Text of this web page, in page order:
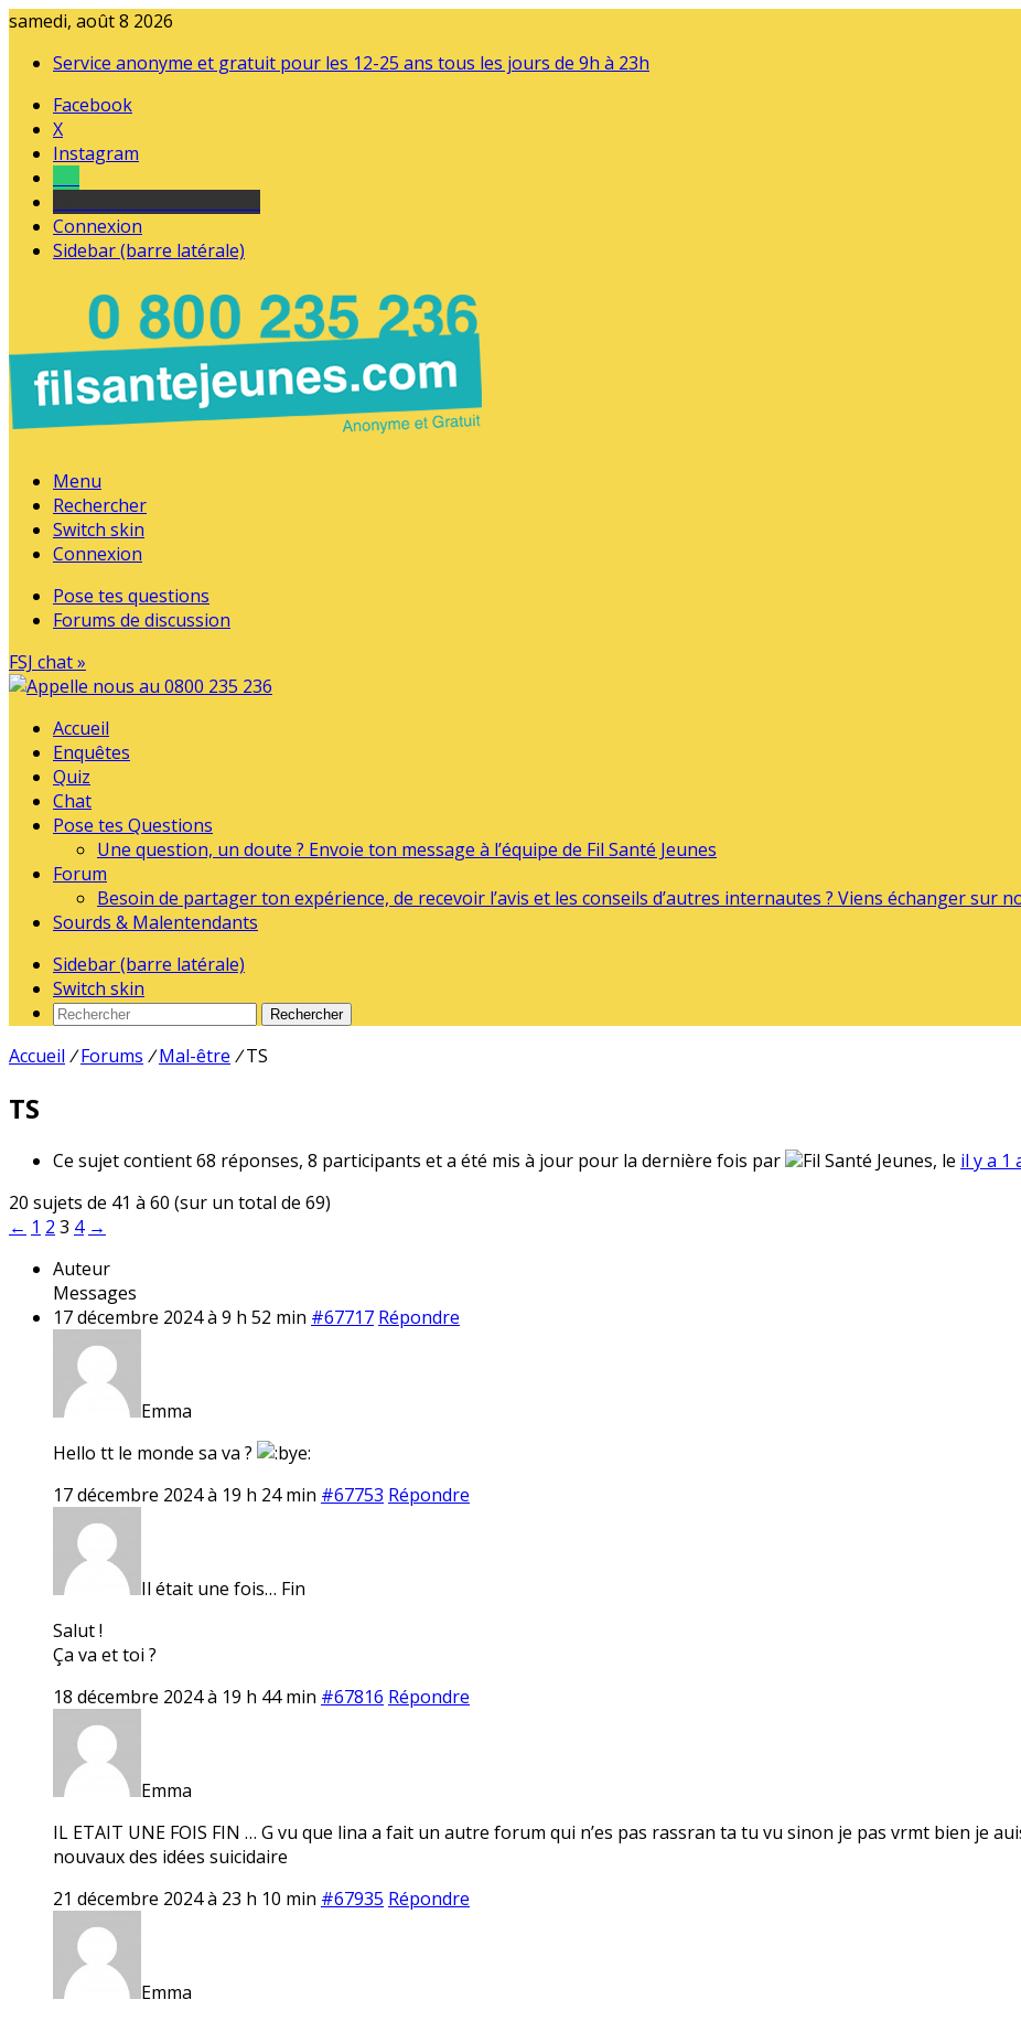
samedi, août 8 2026
Service anonyme et gratuit pour les 12-25 ans tous les jours de 9h à 23h
Facebook
X
Instagram
Connexion
Sidebar (barre latérale)
Menu
Rechercher
Switch skin
Connexion
Pose tes questions
Forums de discussion
FSJ chat »
Accueil
Enquêtes
Quiz
Chat
Pose tes Questions
Une question, un doute ? Envoie ton message à l’équipe de Fil Santé Jeunes
Forum
Besoin de partager ton expérience, de recevoir l’avis et les conseils d’autres internautes ? Viens échanger sur
Sourds & Malentendants
Sidebar (barre latérale)
Switch skin
Rechercher
Accueil / Forums / Mal-être / TS
TS
Ce sujet contient 68 réponses, 8 participants et a été mis à jour pour la dernière fois par Fil Santé Jeunes, le il y a 1
20 sujets de 41 à 60 (sur un total de 69)
← 1 2 3 4 →
Auteur
Messages
17 décembre 2024 à 9 h 52 min #67717 Répondre
Emma
Hello tt le monde sa va ?
17 décembre 2024 à 19 h 24 min #67753 Répondre
Il était une fois… Fin
Salut !
Ça va et toi ?
18 décembre 2024 à 19 h 44 min #67816 Répondre
Emma
IL ETAIT UNE FOIS FIN … G vu que lina a fait un autre forum qui n’es pas rassran ta tu vu sinon je pas vrmt bien je
nouvaux des idées suicidaire
21 décembre 2024 à 23 h 10 min #67935 Répondre
Emma